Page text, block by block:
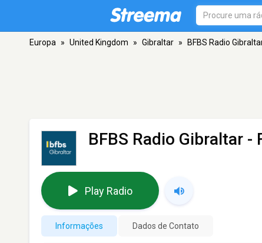
Europa » United Kingdom » Gibraltar » BFBS Radio
BFBS Radio Gibraltar -
Play Radio
Informações Dados de Contato